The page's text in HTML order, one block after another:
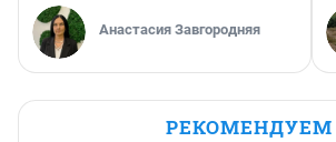
Анастасия Завгородняя
РЕКОМЕНДУЕМ